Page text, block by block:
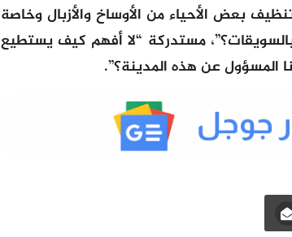
بعض اﻷحياء من اﻷوساخ واﻷزبال وخاصة
مستدركة “لا أفهم كيف يستطيع
المسؤول عن هذه المدينة؟”.